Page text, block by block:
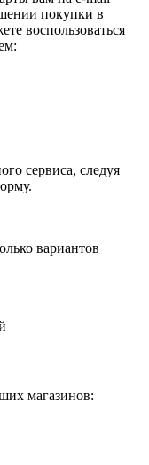
покупки в
воспользоваться
сервиса, следуя
вариантов
магазинов: